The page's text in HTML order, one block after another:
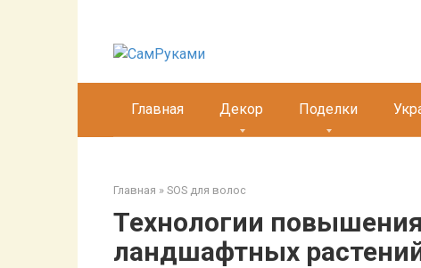
Главная Декор Поделки
Главная » SOS для волос
Технологии
ландшафтных